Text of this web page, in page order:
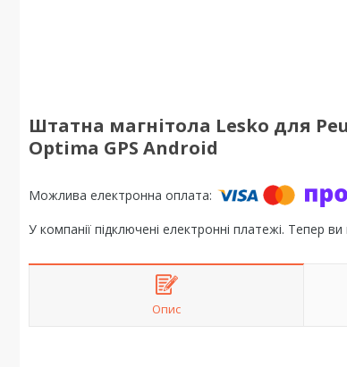
Штатна магнітола Lesko для
Optima GPS Android
У компанії підключені електронні платежі. Тепер
Опис